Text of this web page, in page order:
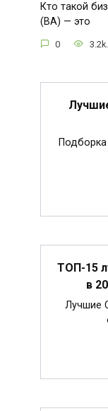
Кто такой
(BA) — это
0 3.2k.
ТОП-15
в
Лучшие